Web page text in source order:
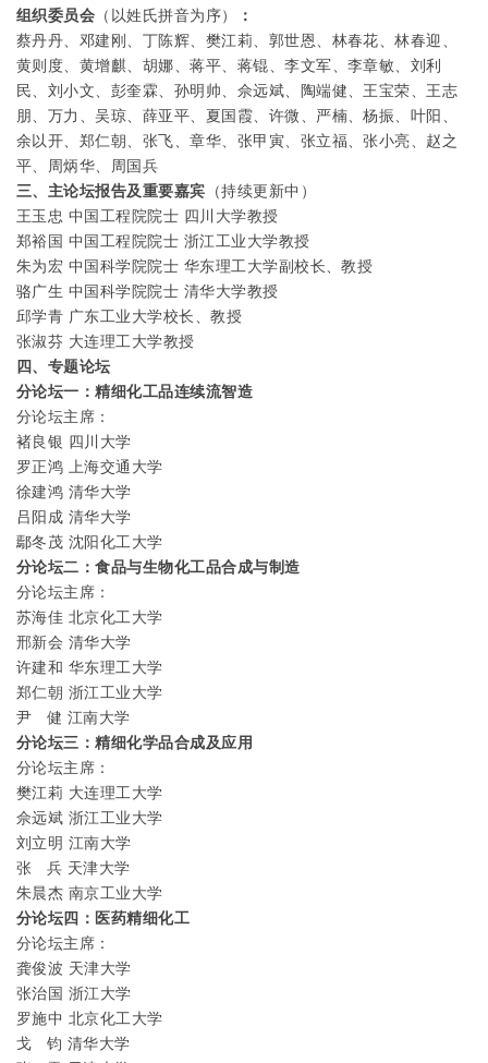
组织委员会 （以姓氏拼音为序）
：
蔡丹丹、邓建刚、丁陈辉、樊江莉、郭世恩、林春花、林春迎、
黄则度、黄增麒、胡娜、蒋平、蒋锟、李文军、李章敏、刘利
民、刘小文、彭奎霖、孙明帅、佘远斌、陶端健、王宝荣、王志
朋、万力、吴琼、薛亚平、夏国霞、许微、严楠、杨振、叶阳、
余以开、郑仁朝、张飞、章华、张甲寅、张立福、张小亮、赵之
平、周炳华、周国兵
三、主论坛报告及重要嘉宾 （持续更新中）
王玉忠 中国工程院院士 四川大学教授
郑裕国 中国工程院院士 浙江工业大学教授
朱为宏 中国科学院院士 华东理工大学副校长、教授
骆广生 中国科学院院士 清华大学教授
邱学青 广东工业大学校长、教授
张淑芬 大连理工大学教授
四、专题论坛
分论坛一：精细化工品连续流智造
分论坛主席：
褚良银 四川大学
罗正鸿 上海交通大学
徐建鸿 清华大学
吕阳成 清华大学
鄢冬茂 沈阳化工大学
分论坛二：食品与生物化工品合成与制造
分论坛主席：
苏海佳 北京化工大学
邢新会 清华大学
许建和 华东理工大学
郑仁朝 浙江工业大学
尹 健 江南大学
分论坛三：精细化学品合成及应用
分论坛主席：
樊江莉 大连理工大学
佘远斌 浙江工业大学
刘立明 江南大学
张 兵 天津大学
朱晨杰 南京工业大学
分论坛四：医药精细化工
分论坛主席：
龚俊波 天津大学
张治国 浙江大学
罗施中 北京化工大学
戈 钧 清华大学